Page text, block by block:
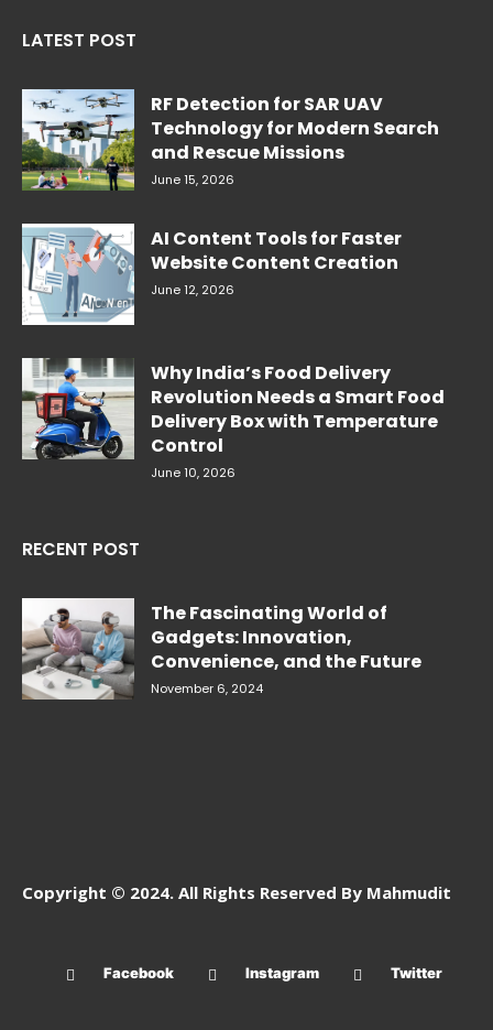
LATEST POST
RF Detection for SAR UAV
Technology for Modern Search
and Rescue Missions
June 15, 2026
AI Content Tools for Faster
Website Content Creation
June 12, 2026
Why India’s Food Delivery
Revolution Needs a Smart Food
Delivery Box with Temperature
Control
June 10, 2026
RECENT POST
The Fascinating World of
Gadgets: Innovation,
Convenience, and the Future
November 6, 2024
Copyright © 2024. All Rights Reserved By Mahmudit
Facebook Instagram Twitter